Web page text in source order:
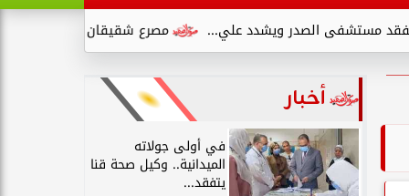
مصرع شقيقان وإصابة طفلين في
الصدر ويشدد علي...
أخبار
في أولى جولاته
الميدانية.. وكيل صحة قنا
يتفقد...